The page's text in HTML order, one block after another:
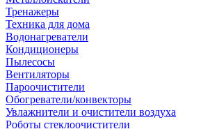
Тренажеры
Техника для дома
Водонагреватели
Кондиционеры
Пылесосы
Вентиляторы
Пароочистители
Обогреватели/конвекторы
Увлажнители и очистители воздуха
Роботы стеклоочистители